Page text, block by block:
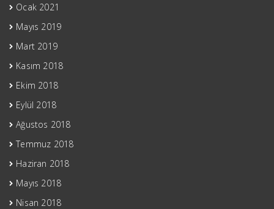
Ocak 2021
Mayıs 2019
Mart 2019
Kasım 2018
Ekim 2018
Eylül 2018
Ağustos 2018
Temmuz 2018
Haziran 2018
Mayıs 2018
Nisan 2018